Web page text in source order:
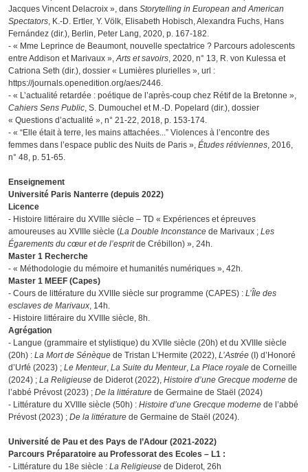
Jacques Vincent Delacroix », dans Storytelling in European and American
Spectators , K.-D. Ertler, Y. Völk, Elisabeth Hobisch, Alexandra Fuchs, Hans
Fernández (dir.), Berlin, Peter Lang, 2020, p. 167-182.
- « Mme Leprince de Beaumont, nouvelle spectatrice ? Parcours adolescents
entre Addison et Marivaux », Arts et savoirs , 2020, n° 13, R. von Kulessa et
Catriona Seth (dir.), dossier « Lumières plurielles », url :
https://journals.openedition.org/aes/2446.
- « L’actualité retardée : poétique de l’après-coup chez Rétif de la Bretonne »,
Cahiers Sens Public , S. Dumouchel et M.-D. Popelard (dir.), dossier
« Questions d’actualité », n° 21-22, 2018, p. 153-174.
- « “Elle était à terre, les mains attachées...” Violences à l’encontre des
femmes dans l’espace public des Nuits de Paris », Études rétiviennes , 2016,
n° 48, p. 51-65.
Enseignement
Université Paris Nanterre (depuis 2022)
Licence
- Histoire littéraire du XVIIIe siècle – TD « Expériences et épreuves
amoureuses au XVIIIe siècle (La Double Inconstance de Marivaux ; Les
Égarements du cœur et de l’espritde Crébillon) », 24h.
Master 1 Recherche
- « Méthodologie du mémoire et humanités numériques », 42h.
Master 1 MEEF (Capes)
- Cours de littérature du XVIIIe siècle sur programme (CAPES) : L’Île des
esclaves de Marivaux , 14h.
- Histoire littéraire du XVIIIe siècle, 8h.
Agrégation
- Langue (grammaire et stylistique) du XVIIe siècle (20h) et du XVIIIe siècle
(20h) : La Mort de Sénèque de Tristan L’Hermite (2022), L’Astrée (I) d’Honoré
d’Urfé (2023) ; Le Menteur, La Suite du Menteur, La Place royale de Corneille
(2024) ; La Religieuse de Diderot (2022), Histoire d’une Grecque moderne de
l’abbé Prévost (2023) ; De la littérature de Germaine de Staël (2024)
- Littérature du XVIIIe siècle (50h) : Histoire d’une Grecque moderne de l’abbé
Prévost (2023) ; De la littérature de Germaine de Staël (2024).
Université de Pau et des Pays de l’Adour (2021-2022)
Parcours Préparatoire au Professorat des Ecoles – L1 :
- Littérature du 18e siècle : La Religieuse de Diderot, 26h